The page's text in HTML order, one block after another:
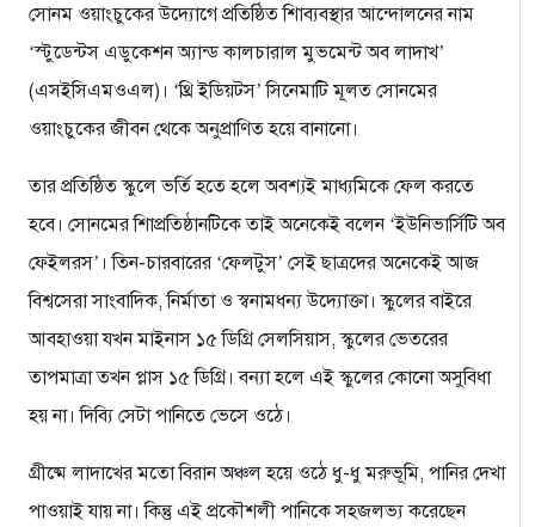
সোনম ওয়াংচুকের উদ্যোগে প্রতিষ্ঠিত শিাব্যবস্থার আন্দোলনের নাম
‘স্টুডেন্টস এডুকেশন অ্যান্ড কালচারাল মুভমেন্ট অব লাদাখ’
(এসইসিএমওএল)। ‘থ্রি ইডিয়টস’ সিনেমাটি মূলত সোনমের
ওয়াংচুকের জীবন থেকে অনুপ্রাণিত হয়ে বানানো।
তার প্রতিষ্ঠিত স্কুলে ভর্তি হতে হলে অবশ্যই মাধ্যমিকে ফেল করতে
হবে। সোনমের শিাপ্রতিষ্ঠানটিকে তাই অনেকেই বলেন ‘ইউনিভার্সিটি অব
ফেইলরস’। তিন-চারবারের ‘ফেলটুস’ সেই ছাত্রদের অনেকেই আজ
বিশ্বসেরা সাংবাদিক, নির্মাতা ও স্বনামধন্য উদ্যোক্তা। স্কুলের বাইরে
আবহাওয়া যখন মাইনাস ১৫ ডিগ্রি সেলসিয়াস, স্কুলের ভেতরের
তাপমাত্রা তখন প্লাস ১৫ ডিগ্রি। বন্যা হলে এই স্কুলের কোনো অসুবিধা
হয় না। দিব্যি সেটা পানিতে ভেসে ওঠে।
গ্রীষ্মে লাদাখের মতো বিরান অঞ্চল হয়ে ওঠে ধু-ধু মরুভূমি, পানির দেখা
পাওয়াই যায় না। কিন্তু এই প্রকৌশলী পানিকে সহজলভ্য করেছেন